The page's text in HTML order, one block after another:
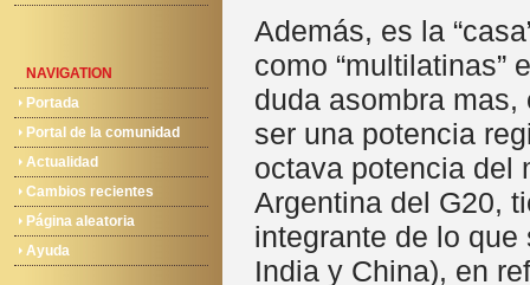
NAVIGATION
Portada
Portal de la comunidad
Actualidad
Cambios recientes
Página aleatoria
Ayuda
Además, es la
como “multilatinas”
duda asombra
ser una potencia
octava potencia del
Argentina del G20,
integrante de lo
India y China), en